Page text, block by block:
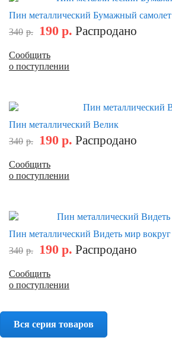
Пин металлический Бумажный самолет
340 р. 190 р. Распродано
Сообщить
о поступлении
Пин металлический Велик
340 р. 190 р. Распродано
Сообщить
о поступлении
Пин металлический Видеть мир вокруг
340 р. 190 р. Распродано
Сообщить
о поступлении
Вся серия товаров